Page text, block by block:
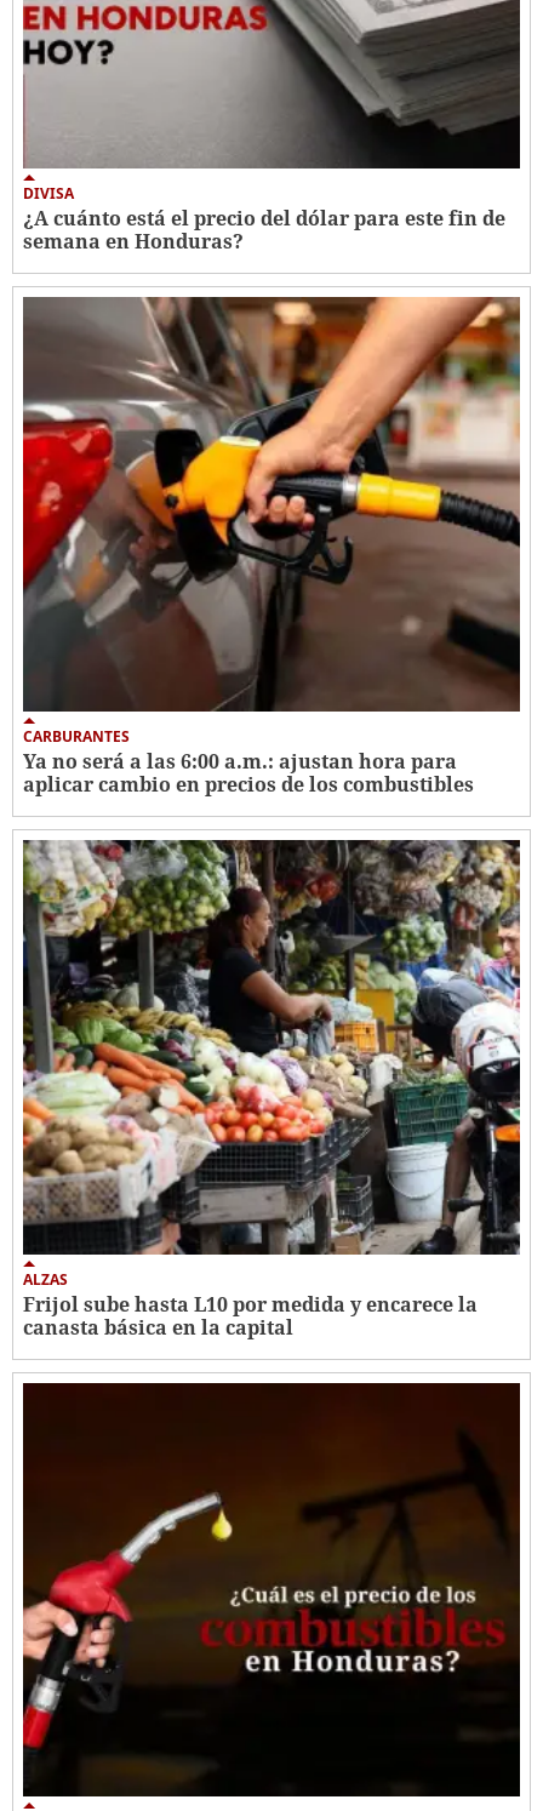
DIVISA
¿A cuánto está el precio del dólar para este fin de
semana en Honduras?
CARBURANTES
Ya no será a las 6:00 a.m.: ajustan hora para
aplicar cambio en precios de los combustibles
ALZAS
Frijol sube hasta L10 por medida y encarece la
canasta básica en la capital